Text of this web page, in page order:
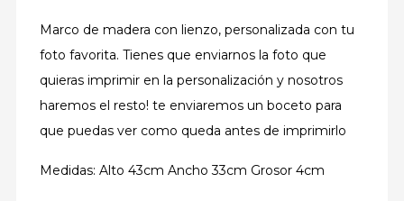
Marco de madera con lienzo, personalizada con tu
foto favorita. Tienes que enviarnos la foto que
quieras imprimir en la personalización y nosotros
haremos el resto! te enviaremos un boceto para
que puedas ver como queda antes de imprimirlo
Medidas: Alto 43cm Ancho 33cm Grosor 4cm